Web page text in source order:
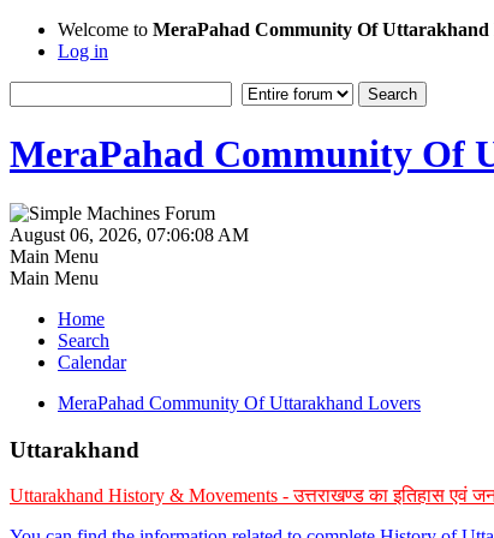
Welcome to MeraPahad Community Of Uttarakhand
Log in
MeraPahad Community Of
August 06, 2026, 07:06:08 AM
Main Menu
Main Menu
Home
Search
Calendar
MeraPahad Community Of Uttarakhand Lovers
Uttarakhand
Uttarakhand History & Movements - उत्तराखण्ड का इतिहास एवं